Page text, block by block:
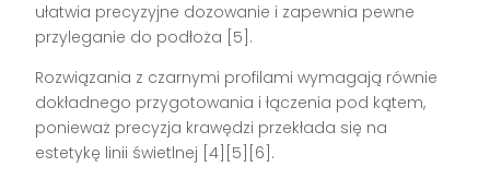
ułatwia precyzyjne dozowanie i zapewnia pewne
przyleganie do podłoża [5].
Rozwiązania z czarnymi profilami wymagają równie
dokładnego przygotowania i łączenia pod kątem,
ponieważ precyzja krawędzi przekłada się na
estetykę linii świetlnej [4][5][6].